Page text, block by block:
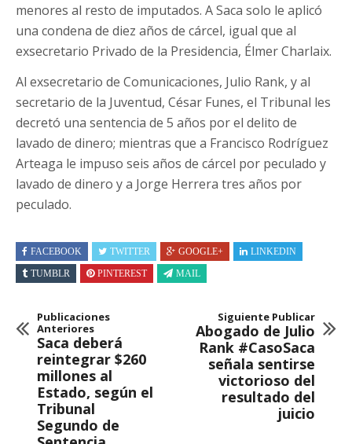
menores al resto de imputados. A Saca solo le aplicó
una condena de diez años de cárcel, igual que al
exsecretario Privado de la Presidencia, Élmer Charlaix.
Al exsecretario de Comunicaciones, Julio Rank, y al
secretario de la Juventud, César Funes, el Tribunal les
decretó una sentencia de 5 años por el delito de
lavado de dinero; mientras que a Francisco Rodríguez
Arteaga le impuso seis años de cárcel por peculado y
lavado de dinero y a Jorge Herrera tres años por
peculado.
FACEBOOK TWITTER GOOGLE+
LINKEDIN
TUMBLR
PINTEREST MAIL
Publicaciones
Anteriores
Saca deberá
reintegrar $260
millones al
Estado, según el
Tribunal
Segundo de
Siguiente Publicar
Abogado de Julio
Rank #CasoSaca
señala sentirse
victorioso del
resultado del
juicio